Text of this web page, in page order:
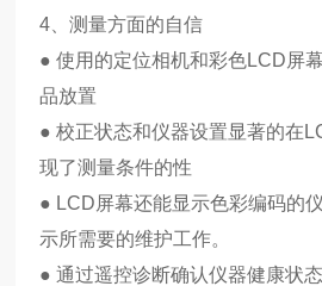
4、测量方面的自信
● 使用的定位相机和彩色LCD屏
品放置
● 校正状态和仪器设置显著的在
现了测量条件的性
● LCD屏幕还能显示色彩编码的
示所需要的维护工作。
● 通过遥控诊断确认仪器健康状